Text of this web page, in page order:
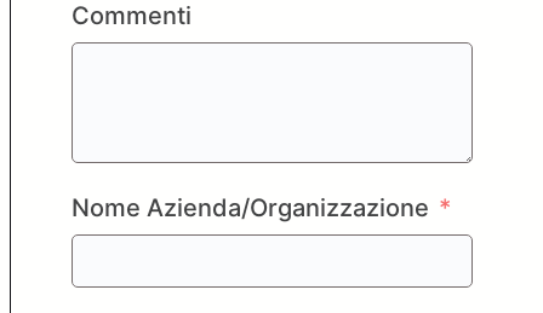
Commenti
Nome Azienda/Organizzazione